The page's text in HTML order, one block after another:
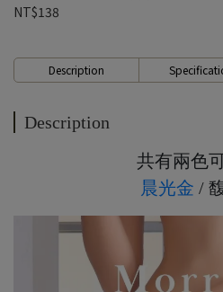
7、8月滿千折百8
7、8月滿千折百10
7、8月滿千折百11
7、8月滿千折百12
7、8月滿千折百16
7、8月滿千折百17
7、8月滿千折百18
NT$138
Description
Description
共有兩色
晨光金 /